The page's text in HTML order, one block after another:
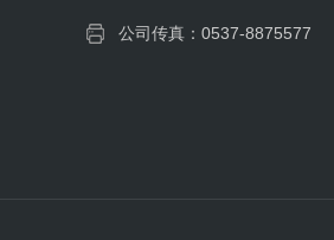
公司传真：0537-8875577